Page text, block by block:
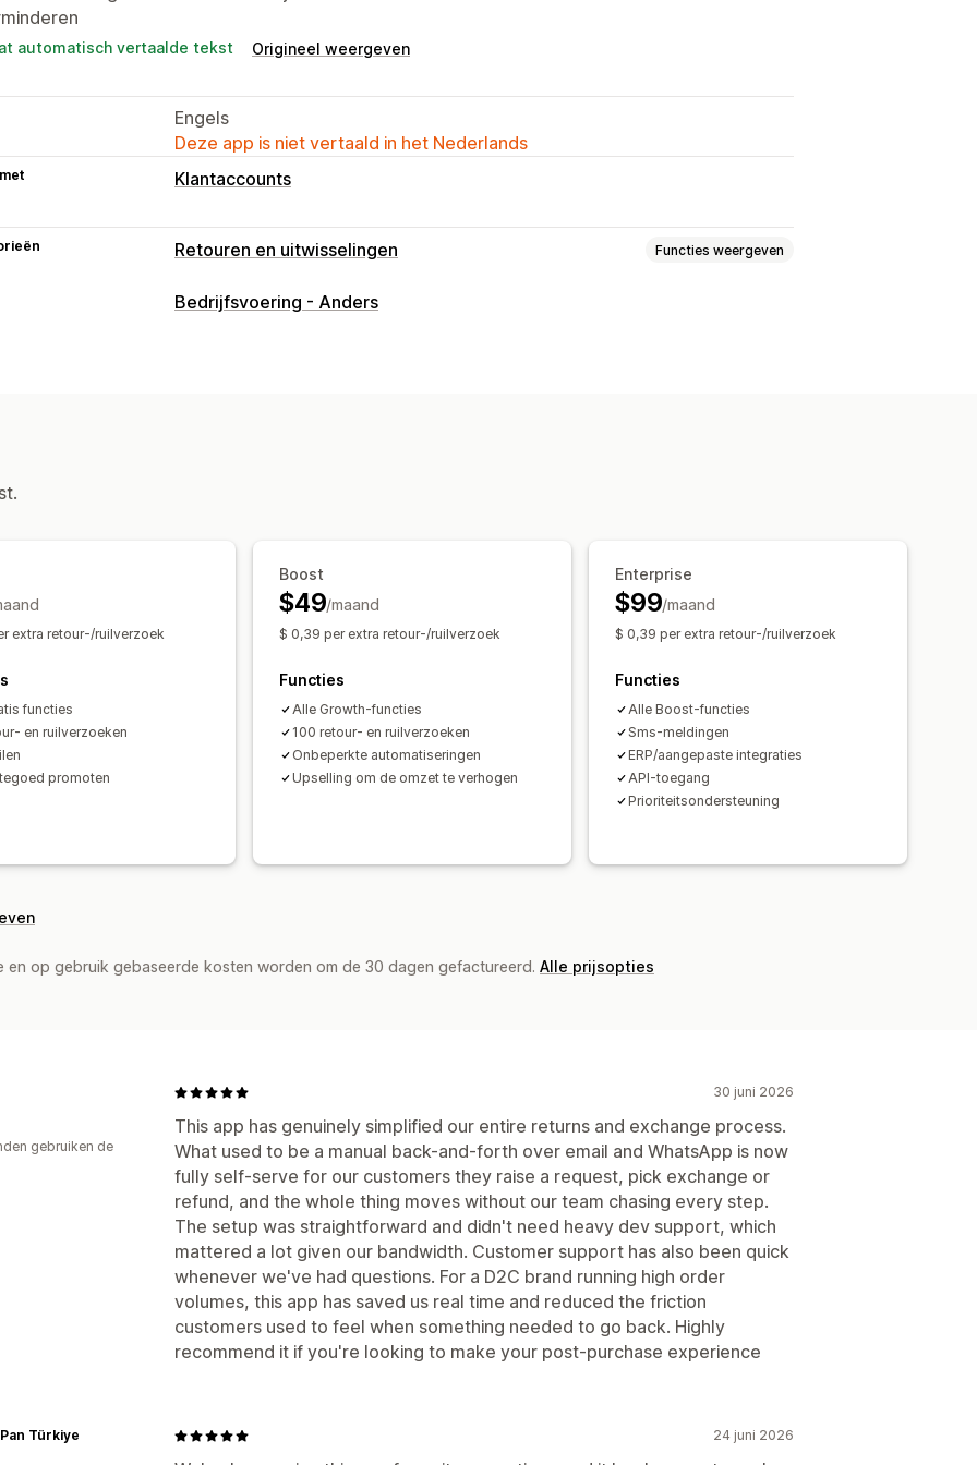
automatisch vertaalde tekst Origineel weergeven
Engels
Deze app is niet vertaald in het Nederlands
Klantaccounts
Retouren en uitwisselingen Functies weergeven
Retouropties
E-mailmeldingen
Beheer van terugbetalingen
Voorraadupdates
Analytics
Bedrijfsvoering - Anders
extra retour-/ruilverzoek
functies
en ruilverzoeken
promoten
Boost
$49/maand
$ 0,39 per extra retour-/ruilverzoek
Functies
Alle Growth-functies
100 retour- en ruilverzoeken
Onbeperkte automatiseringen
Upselling om de omzet te verhogen
Enterprise
$99/maand
$ 0,39 per extra retour-/ruilverzoek
Functies
Alle Boost-functies
Sms-meldingen
ERP/aangepaste integraties
API-toegang
Prioriteitsondersteuning
op gebruik gebaseerde kosten worden om de 30 dagen gefactureerd. Alle prijsopties
30 juni 2026
This app has genuinely simplified our entire returns and exchange process.
What used to be a manual back-and-forth over email and WhatsApp is now
fully self-serve for our customers they raise a request, pick exchange or
refund, and the whole thing moves without our team chasing every step.
The setup was straightforward and didn't need heavy dev support, which
mattered a lot given our bandwidth. Customer support has also been quick
whenever we've had questions. For a D2C brand running high order
volumes, this app has saved us real time and reduced the friction
customers used to feel when something needed to go back. Highly
recommend it if you're looking to make your post-purchase experience
gebruiken de
24 juni 2026
Türkiye